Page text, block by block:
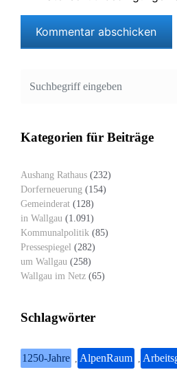
Kategorien für Beiträge
Aushang Rathaus (232)
Dorferneuerung (154)
Gemeinderat (128)
in Wallgau (1.091)
Kommunalpolitik (85)
Pressespiegel (282)
um Wallgau (258)
Wallgau im Netz (65)
Schlagwörter
1250-Jahre AlpenRaum